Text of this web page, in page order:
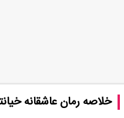
خلاصه رمان عاشقانه